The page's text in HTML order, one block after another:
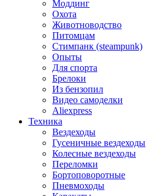
Моддинг
Охота
Животноводство
Питомцам
Стимпанк (steampunk)
Опыты
Для спорта
Брелоки
Из бензопил
Видео самоделки
Aliexpress
Техника
Вездеходы
Гусеничные вездеходы
Колесные вездеходы
Переломки
Бортоповоротные
Пневмоходы